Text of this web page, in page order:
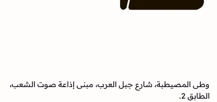
وطى المصيطبة، شارع جبل العرب، مبنى إذاعة صوت الشعب،
الطابق 2.